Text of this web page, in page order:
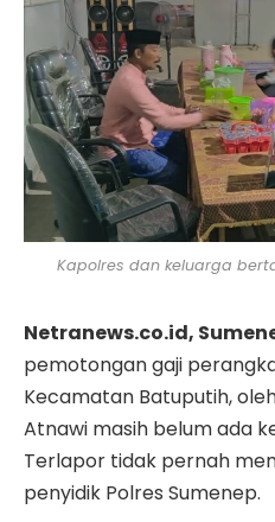
Kapolres dan keluarga
Netranews.co.id,
pemotongan gaji
Kecamatan Batuputih,
Atnawi masih belum ada
Terlapor tidak pernah
penyidik Polres Sumenep.